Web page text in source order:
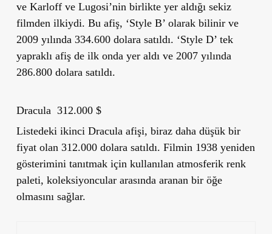
ve Karloff ve Lugosi’nin birlikte yer aldığı sekiz
filmden ilkiydi. Bu afiş, ‘Style B’ olarak bilinir ve
2009 yılında 334.600 dolara satıldı. ‘Style D’ tek
yapraklı afiş de ilk onda yer aldı ve 2007 yılında
286.800 dolara satıldı.
Dracula 312.000 $
Listedeki ikinci Dracula afişi, biraz daha düşük bir
fiyat olan 312.000 dolara satıldı. Filmin 1938 yeniden
gösterimini tanıtmak için kullanılan atmosferik renk
paleti, koleksiyoncular arasında aranan bir öğe
olmasını sağlar.